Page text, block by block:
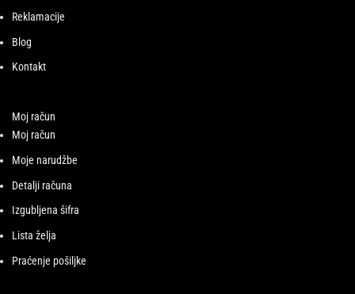
Reklamacije
Blog
Kontakt
Moj račun
Moj račun
Moje narudžbe
Detalji računa
Izgubljena šifra
Lista želja
Praćenje pošiljke